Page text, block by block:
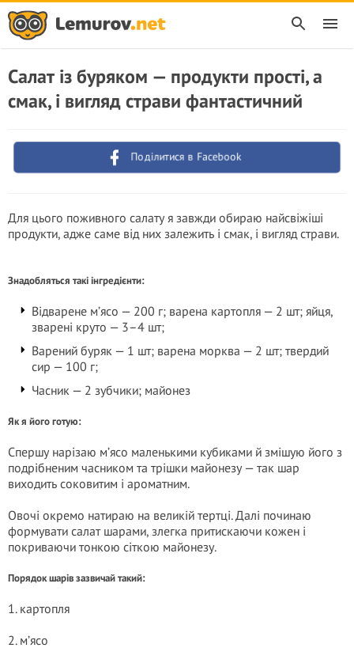
Салат із буряком — продукти прості, а
смак, і вигляд страви фантастичний
Поділитися в Facebook
Для цього поживного салату я завжди обираю найсвіжіші
продукти, адже саме від них залежить і смак, і вигляд страви.
Знадобляться такі інгредієнти:
Відварене м’ясо — 200 г; варена картопля — 2 шт; яйця,
зварені круто — 3–4 шт;
Варений буряк — 1 шт; варена морква — 2 шт; твердий
сир — 100 г;
Часник — 2 зубчики; майонез
Як я його готую:
Спершу нарізаю м’ясо маленькими кубиками й змішую його з
подрібненим часником та трішки майонезу — так шар
виходить соковитим і ароматним.
Овочі окремо натираю на великій тертці. Далі починаю
формувати салат шарами, злегка притискаючи кожен і
покриваючи тонкою сіткою майонезу.
Порядок шарів зазвичай такий:
1. картопля
2. м’ясо